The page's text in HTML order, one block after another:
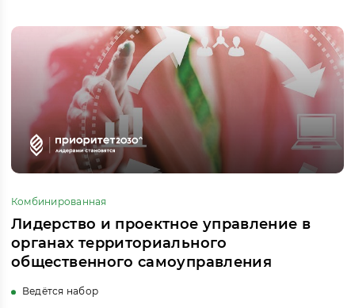
Комбинированная
Лидерство и проектное управление в
органах территориального
общественного самоуправления
Ведётся набор